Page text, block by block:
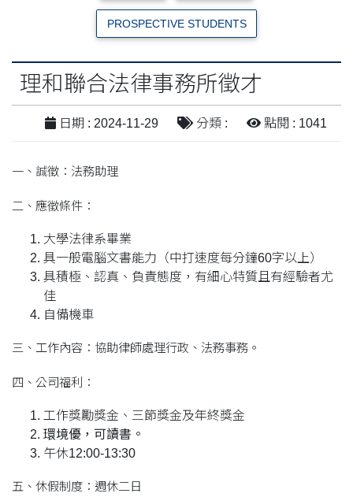
PROSPECTIVE STUDENTS
理和聯合法律事務所徵才
日期 : 2024-11-29 分類 : 點閱 : 1041
一、誠徵：法務助理
二、應徵條件：
大學法律系畢業
具一般電腦文書能力（中打速度每分鐘60字以上）
具積極、認真、負責態度，有細心特質且有經驗者尤
佳
自備機車
三、工作內容：協助律師處理行政、法務事務。
四、公司福利：
工作獎勵獎金、三節獎金及年終獎金
環境優，可讀書。
午休12:00-13:30
五、休假制度：週休二日